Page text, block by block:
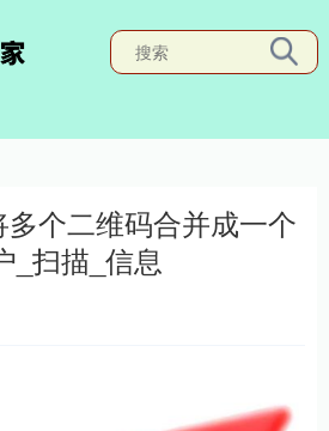
个二维码合并成一个
_扫描_信息